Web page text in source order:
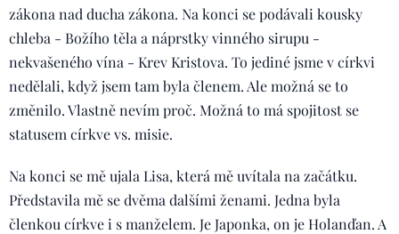
zákona nad ducha zákona. Na konci se podávali kousky
chleba - Božího těla a náprstky vinného sirupu -
nekvašeného vína - Krev Kristova. To jediné jsme v církvi
nedělali, když jsem tam byla členem. Ale možná se to
změnilo. Vlastně nevím proč. Možná to má spojitost se
statusem církve vs. misie.
Na konci se mě ujala Lisa, která mě uvítala na začátku.
Představila mě se dvěma dalšími ženami. Jedna byla
členkou církve i s manželem. Je Japonka, on je Holanďan. A